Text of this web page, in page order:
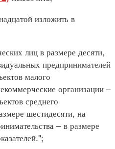
изложить в
лиц в размере десяти,
предпринимателей
малого
организации –
среднего
шестидесяти, на
– в размере